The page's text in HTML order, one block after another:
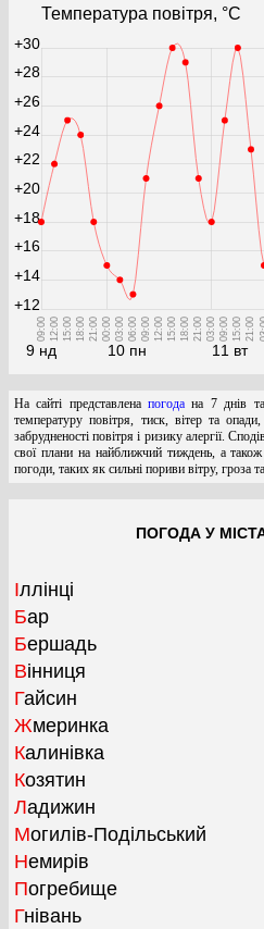
Температура повітря, °С
9 нд
09:00 12:00 15:00 18:00 21:00
10 пн
00:00 03:00 06:00 09:00 12:00 15:00 18:00 21:00
11 вт
03:00 09:00 15:00 21:00
+12
+14
+16
+18
+20
+22
+24
+26
+28
+30
На сайті представленапогода на 7 днів
температуру повітря, тиск, вітер та
забрудненості повітря і ризику алергії.
свої плани на найближчий тиждень, а
погоди, таких як сильні пориви вітру, гроза
ПОГОДА У
Іллінці
Бар
Бершадь
Вінниця
Гайсин
Жмеринка
Калинівка
Козятин
Ладижин
Могилів-Подільський
Немирів
Погребище
Гнівань